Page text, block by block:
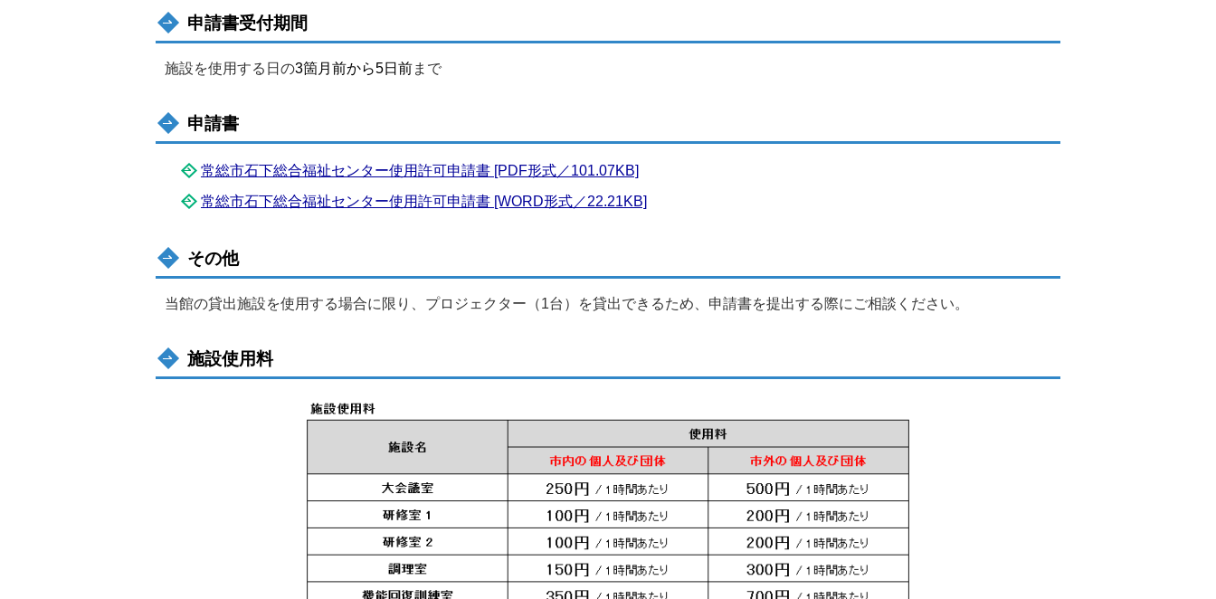
申請書受付期間
施設を使用する日の3箇月前から5日前まで
申請書
常総市石下総合福祉センター使用許可申請書 [PDF形式／101.07KB]
常総市石下総合福祉センター使用許可申請書 [WORD形式／22.21KB]
その他
当館の貸出施設を使用する場合に限り、プロジェクター（1台）を貸出できるため、申請書を提出する際にご相談ください。
施設使用料